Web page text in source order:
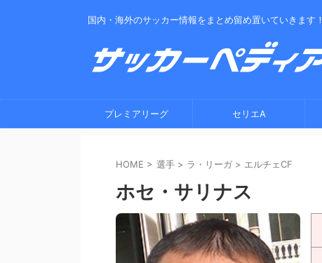
国内・海外のサッカー情報をまとめ留め置いていきます！
プレミアリーグ セリエA
HOME > 選手 > ラ・リーガ > エルチェCF
ホセ・サリナス